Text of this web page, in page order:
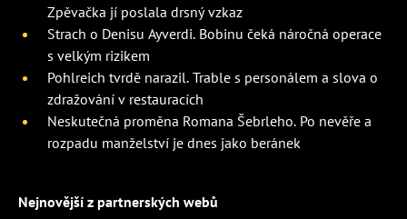
Zpěvačka jí poslala drsný vzkaz
Strach o Denisu Ayverdi. Bobinu čeká náročná operace
s velkým rizikem
Pohlreich tvrdě narazil. Trable s personálem a slova o
zdražování v restauracích
Neskutečná proměna Romana Šebrleho. Po nevěře a
rozpadu manželství je dnes jako beránek
Nejnovější z partnerských webů